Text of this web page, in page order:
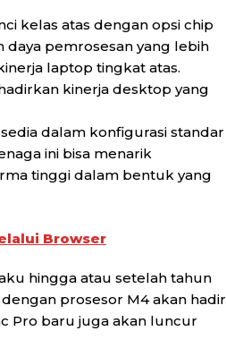
kelas atas dengan opsi chip
daya pemrosesan yang lebih
laptop tingkat atas.
kinerja desktop yang
dalam konfigurasi standar
ini bisa menarik
tinggi dalam bentuk yang
Browser
hingga atau setelah tahun
prosesor M4 akan hadir
Pro baru juga akan luncur